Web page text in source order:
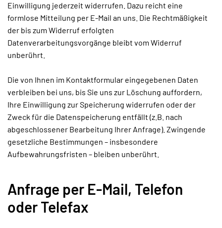
Einwilligung jederzeit widerrufen. Dazu reicht eine
formlose Mitteilung per E-Mail an uns. Die Rechtmäßigkeit
der bis zum Widerruf erfolgten
Datenverarbeitungsvorgänge bleibt vom Widerruf
unberührt.
Die von Ihnen im Kontaktformular eingegebenen Daten
verbleiben bei uns, bis Sie uns zur Löschung auffordern,
Ihre Einwilligung zur Speicherung widerrufen oder der
Zweck für die Datenspeicherung entfällt (z.B. nach
abgeschlossener Bearbeitung Ihrer Anfrage). Zwingende
gesetzliche Bestimmungen – insbesondere
Aufbewahrungsfristen – bleiben unberührt.
Anfrage per E-Mail, Telefon
oder Telefax